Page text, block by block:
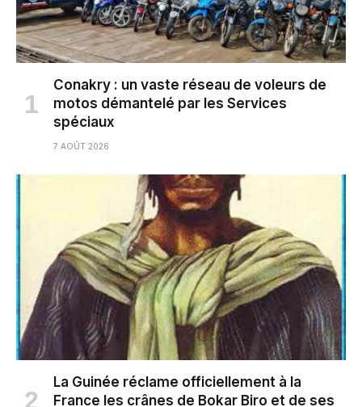
Conakry : un vaste réseau de voleurs de
motos démantelé par les Services
spéciaux
7 AOÛT 2026
La Guinée réclame officiellement à la
France les crânes de Bokar Biro et de ses